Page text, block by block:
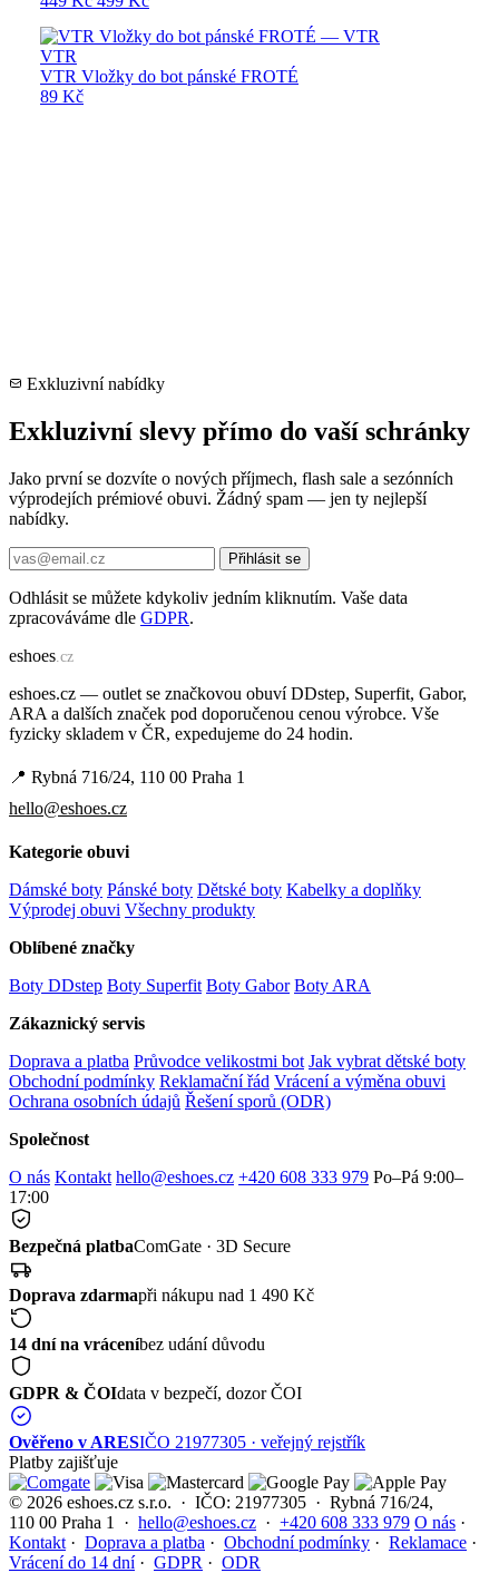
VTR
VTR Vložky do bot pánské FROTÉ
89 Kč
Exkluzivní nabídky
Exkluzivní slevy přímo do vaší schránky
Jako první se dozvíte o nových příjmech, flash sale a sezónních
výprodejích prémiové obuvi. Žádný spam — jen ty nejlepší
nabídky.
Přihlásit se
Odhlásit se můžete kdykoliv jedním kliknutím. Vaše data
zpracováváme dle GDPR.
eshoes .cz
eshoes.cz — outlet se značkovou obuví DDstep, Superfit, Gabor,
ARA a dalších značek pod doporučenou cenou výrobce. Vše
fyzicky skladem v ČR, expedujeme do 24 hodin.
📍 Rybná 716/24, 110 00 Praha 1
hello@eshoes.cz
Kategorie obuvi
Dámské boty Pánské boty Dětské boty Kabelky a doplňky
Výprodej obuvi Všechny produkty
Oblíbené značky
Boty DDstep Boty Superfit Boty Gabor Boty ARA
Zákaznický servis
Doprava a platba Průvodce velikostmi bot Jak vybrat dětské boty
Obchodní podmínky Reklamační řád Vrácení a výměna obuvi
Ochrana osobních údajů Řešení sporů (ODR)
Společnost
O nás Kontakt hello@eshoes.cz +420 608 333 979 Po–Pá 9:00–
17:00
Bezpečná platbaComGate · 3D Secure
Doprava zdarmapři nákupu nad 1 490 Kč
14 dní na vráceníbez udání důvodu
GDPR & ČOIdata v bezpečí, dozor ČOI
Ověřeno v ARESIČO 21977305 · veřejný rejstřík
Platby zajišťuje
© 2026 eshoes.cz s.r.o. · IČO: 21977305 · Rybná 716/24,
110 00 Praha 1 · hello@eshoes.cz · +420 608 333 979 O nás ·
Kontakt · Doprava a platba · Obchodní podmínky · Reklamace ·
Vrácení do 14 dní· GDPR · ODR